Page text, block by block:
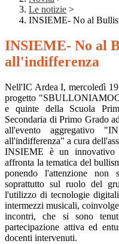
Le notizie >
INSIEME- No al
INSIEME- No al
all'indifferenza
Nell'IC Ardea I, mercoledì
progetto
e quinte della Scuola
Secondaria di Primo Grado
all'evento
all'indifferenza" a cura
INSIEME è un innovativo
affronta la tematica del
ponendo l'attenzione non
soprattutto sul ruolo del
l'utilizzo di tecnologie
intermezzi musicali,
incontri, che si sono
partecipazione attiva ed
docenti intervenuti.